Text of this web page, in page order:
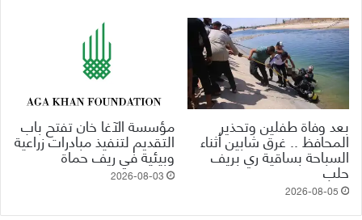
بعد وفاة طفلين وتحذير
المحافظ .. غرق شابين أثناء
السباحة بساقية ري بريف
حلب
2026-08-05
مؤسسة الآغا خان تفتح باب
التقديم لتنفيذ مبادرات زراعية
وبيئية في ريف حماة
2026-08-03